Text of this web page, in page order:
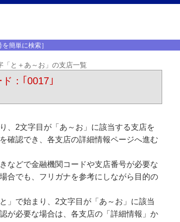
簡単に検索］
「と＋あ～お」の支店一覧
：｢0017｣
、2文字目が「あ～お」に該当する支店を
確認でき、各支店の詳細情報ページへ進む
などで金融機関コードや支店番号が必要な
合でも、フリガナを参考にしながら目的の
」で始まり、2文字目が「あ～お」に該当
が必要な場合は、各支店の「詳細情報」か